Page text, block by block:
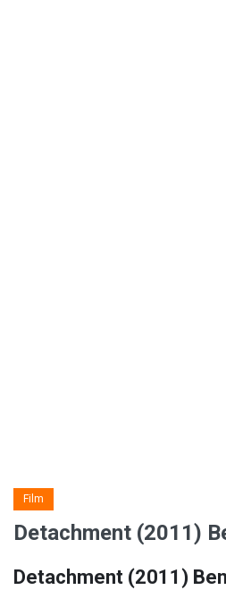
Film
Detachment (2011)
Detachment (2011)